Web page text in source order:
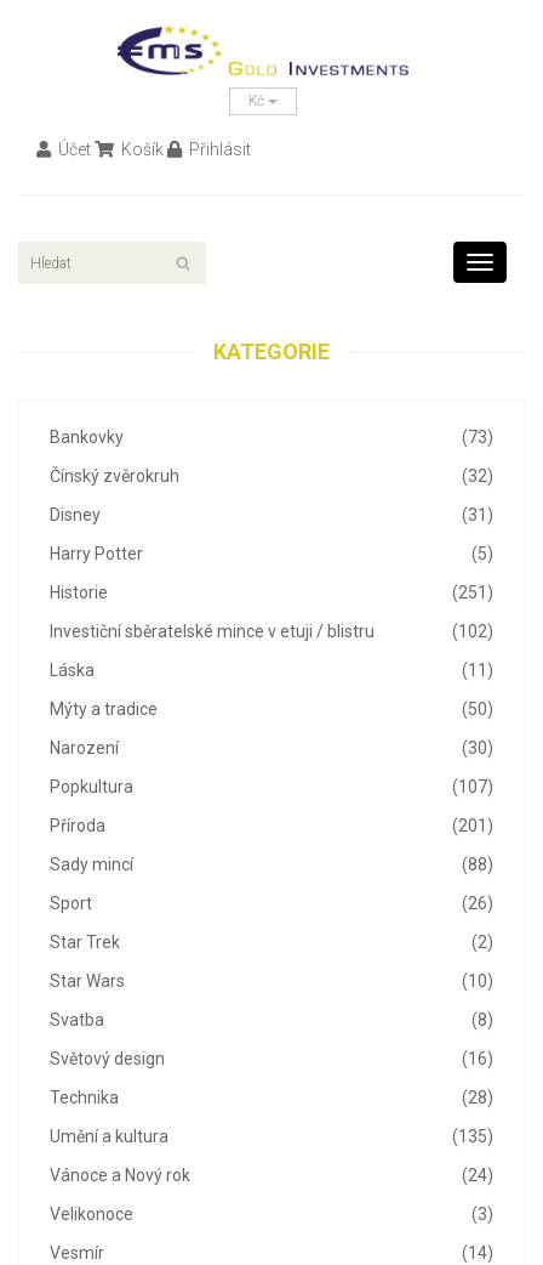
Kč
Účet Košík Přihlásit
Toggle
KATEGORIE
(73)
Bankovky
(32)
Čínský zvěrokruh
(31)
Disney
(5)
Harry Potter
(251)
Historie
(102)
Investiční sběratelské mince v etuji / blistru
(11)
Láska
(50)
Mýty a tradice
(30)
Narození
(107)
Popkultura
(201)
Příroda
(88)
Sady mincí
(26)
Sport
(2)
Star Trek
(10)
Star Wars
(8)
Svatba
(16)
Světový design
(28)
Technika
(135)
Umění a kultura
(24)
Vánoce a Nový rok
(3)
Velikonoce
(14)
Vesmír